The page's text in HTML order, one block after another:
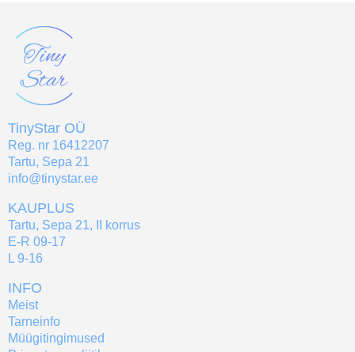
TinyStar OÜ
Reg. nr 16412207
Tartu, Sepa 21
info@tinystar.ee
KAUPLUS
Tartu, Sepa 21, II korrus
E-R 09-17
L 9-16
INFO
Meist
Tarneinfo
Müügitingimused